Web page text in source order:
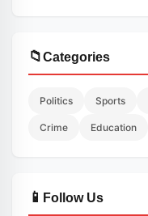
📁Categories
Politics Sports
Crime Education
📱 Follow Us